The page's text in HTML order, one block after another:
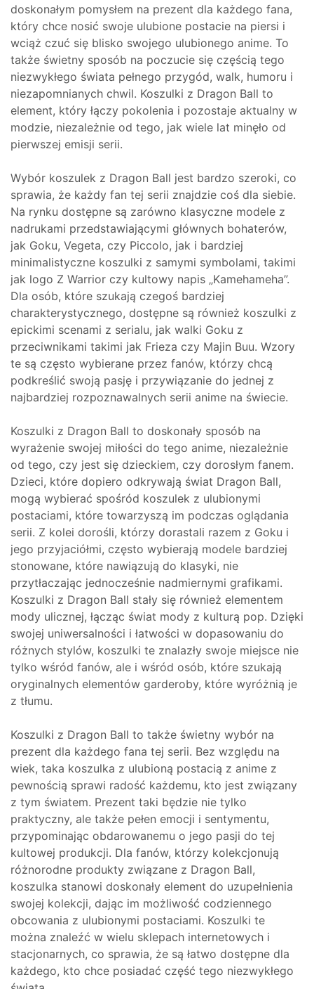
doskonałym pomysłem na prezent dla każdego fana,
który chce nosić swoje ulubione postacie na piersi i
wciąż czuć się blisko swojego ulubionego anime. To
także świetny sposób na poczucie się częścią tego
niezwykłego świata pełnego przygód, walk, humoru i
niezapomnianych chwil. Koszulki z Dragon Ball to
element, który łączy pokolenia i pozostaje aktualny w
modzie, niezależnie od tego, jak wiele lat minęło od
pierwszej emisji serii.
Wybór koszulek z Dragon Ball jest bardzo szeroki, co
sprawia, że każdy fan tej serii znajdzie coś dla siebie.
Na rynku dostępne są zarówno klasyczne modele z
nadrukami przedstawiającymi głównych bohaterów,
jak Goku, Vegeta, czy Piccolo, jak i bardziej
minimalistyczne koszulki z samymi symbolami, takimi
jak logo Z Warrior czy kultowy napis „Kamehameha”.
Dla osób, które szukają czegoś bardziej
charakterystycznego, dostępne są również koszulki z
epickimi scenami z serialu, jak walki Goku z
przeciwnikami takimi jak Frieza czy Majin Buu. Wzory
te są często wybierane przez fanów, którzy chcą
podkreślić swoją pasję i przywiązanie do jednej z
najbardziej rozpoznawalnych serii anime na świecie.
Koszulki z Dragon Ball to doskonały sposób na
wyrażenie swojej miłości do tego anime, niezależnie
od tego, czy jest się dzieckiem, czy dorosłym fanem.
Dzieci, które dopiero odkrywają świat Dragon Ball,
mogą wybierać spośród koszulek z ulubionymi
postaciami, które towarzyszą im podczas oglądania
serii. Z kolei dorośli, którzy dorastali razem z Goku i
jego przyjaciółmi, często wybierają modele bardziej
stonowane, które nawiązują do klasyki, nie
przytłaczając jednocześnie nadmiernymi grafikami.
Koszulki z Dragon Ball stały się również elementem
mody ulicznej, łącząc świat mody z kulturą pop. Dzięki
swojej uniwersalności i łatwości w dopasowaniu do
różnych stylów, koszulki te znalazły swoje miejsce nie
tylko wśród fanów, ale i wśród osób, które szukają
oryginalnych elementów garderoby, które wyróżnią je
z tłumu.
Koszulki z Dragon Ball to także świetny wybór na
prezent dla każdego fana tej serii. Bez względu na
wiek, taka koszulka z ulubioną postacią z anime z
pewnością sprawi radość każdemu, kto jest związany
z tym światem. Prezent taki będzie nie tylko
praktyczny, ale także pełen emocji i sentymentu,
przypominając obdarowanemu o jego pasji do tej
kultowej produkcji. Dla fanów, którzy kolekcjonują
różnorodne produkty związane z Dragon Ball,
koszulka stanowi doskonały element do uzupełnienia
swojej kolekcji, dając im możliwość codziennego
obcowania z ulubionymi postaciami. Koszulki te
można znaleźć w wielu sklepach internetowych i
stacjonarnych, co sprawia, że są łatwo dostępne dla
każdego, kto chce posiadać część tego niezwykłego